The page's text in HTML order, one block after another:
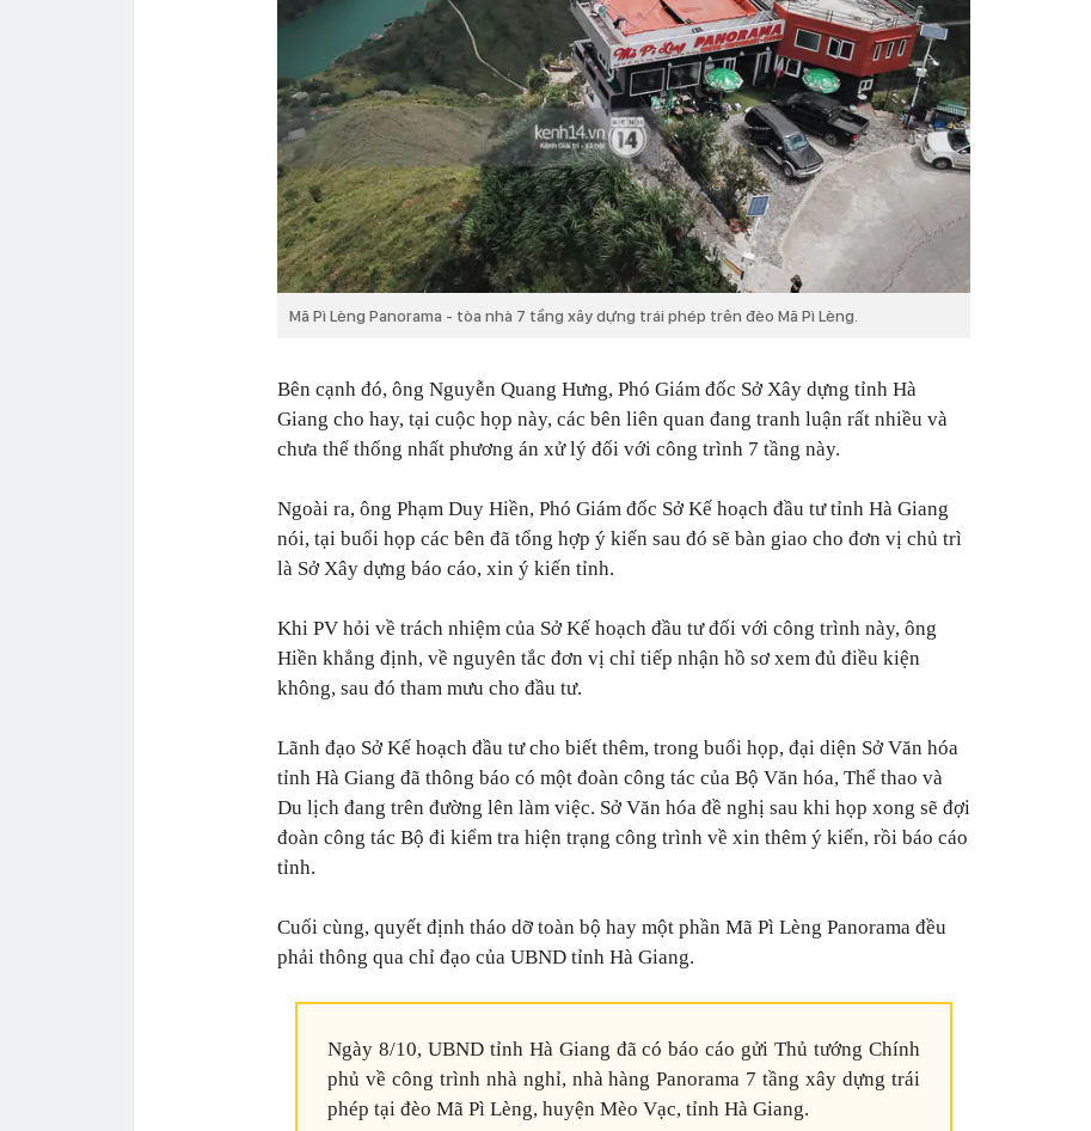
Mã Pì Lèng Panorama - tòa nhà 7 tầng xây dựng trái phép trên đèo Mã Pì Lèng.
Bên cạnh đó, ông Nguyễn Quang Hưng, Phó Giám đốc Sở Xây dựng tỉnh Hà
Giang cho hay, tại cuộc họp này, các bên liên quan đang tranh luận rất nhiều và
chưa thể thống nhất phương án xử lý đối với công trình 7 tầng này.
Ngoài ra, ông Phạm Duy Hiền, Phó Giám đốc Sở Kế hoạch đầu tư tỉnh Hà Giang
nói, tại buổi họp các bên đã tổng hợp ý kiến sau đó sẽ bàn giao cho đơn vị chủ trì
là Sở Xây dựng báo cáo, xin ý kiến tỉnh.
Khi PV hỏi về trách nhiệm của Sở Kế hoạch đầu tư đối với công trình này, ông
Hiền khẳng định, về nguyên tắc đơn vị chỉ tiếp nhận hồ sơ xem đủ điều kiện
không, sau đó tham mưu cho đầu tư.
Lãnh đạo Sở Kế hoạch đầu tư cho biết thêm, trong buổi họp, đại diện Sở Văn hóa
tỉnh Hà Giang đã thông báo có một đoàn công tác của Bộ Văn hóa, Thể thao và
Du lịch đang trên đường lên làm việc. Sở Văn hóa đề nghị sau khi họp xong sẽ đợi
đoàn công tác Bộ đi kiểm tra hiện trạng công trình về xin thêm ý kiến, rồi báo cáo
tỉnh.
Cuối cùng, quyết định tháo dỡ toàn bộ hay một phần Mã Pì Lèng Panorama đều
phải thông qua chỉ đạo của UBND tỉnh Hà Giang.
Ngày 8/10, UBND tỉnh Hà Giang đã có báo cáo gửi Thủ tướng Chính
phủ về công trình nhà nghỉ, nhà hàng Panorama 7 tầng xây dựng trái
phép tại đèo Mã Pì Lèng, huyện Mèo Vạc, tỉnh Hà Giang.